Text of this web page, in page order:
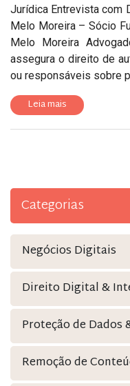
Jurídica Entrevista com
Melo Moreira – Sócio
Melo Moreira
assegura o direito de
ou responsáveis sobre
Leia mais
Categorias
Negócios Digitais
Direito Digital &
Proteção de Dados
Remoção de